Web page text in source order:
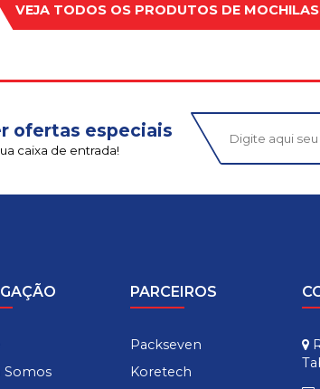
VEJA TODOS OS PRODUTOS DE
ofertas especiais
caixa de entrada!
Somos
PARCEIROS
Packseven
Koretech